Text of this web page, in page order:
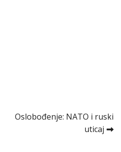
Oslobođenje: NATO i ruski
uticaj